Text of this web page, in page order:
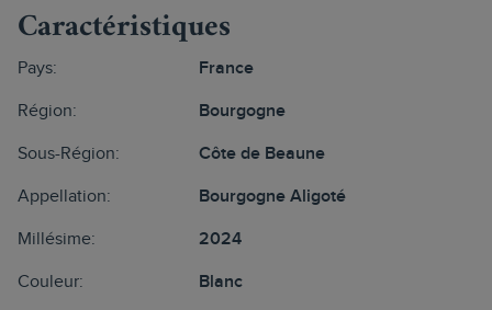
Caractéristiques
Pays: France
Région: Bourgogne
Sous-Région: Côte de Beaune
Appellation: Bourgogne Aligoté
Millésime: 2024
Couleur: Blanc